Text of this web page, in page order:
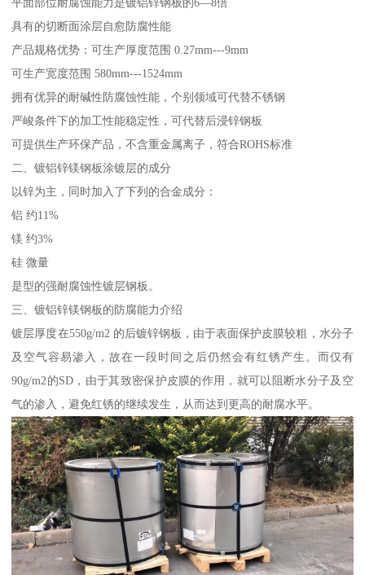
具有的切断面涂层自愈防腐性能
产品规格优势：可生产厚度范围 0.27mm---9mm
可生产宽度范围 580mm---1524mm
拥有优异的耐碱性防腐蚀性能，个别领域可代替不锈钢
严峻条件下的加工性能稳定性，可代替后浸锌钢板
可提供生产环保产品，不含重金属离子，符合ROHS标准
二、镀铝锌镁钢板涂镀层的成分
以锌为主，同时加入了下列的合金成分：
铝 约11%
镁 约3%
硅 微量
是型的强耐腐蚀性镀层钢板。
三、镀铝锌镁钢板的防腐能力介绍
镀层厚度在550g/m2 的后镀锌钢板，由于表面保护皮膜较粗，水分子
及空气容易渗入，故在一段时间之后仍然会有红锈产生。而仅有
90g/m2的SD，由于其致密保护皮膜的作用，就可以阻断水分子及空
气的渗入，避免红锈的继续发生，从而达到更高的耐腐水平。